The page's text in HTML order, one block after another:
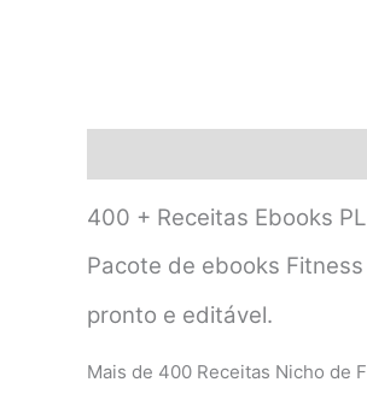
400 + Receitas Ebooks
Pacote de ebooks
pronto e editável.
Mais de 400 Receitas Nicho de